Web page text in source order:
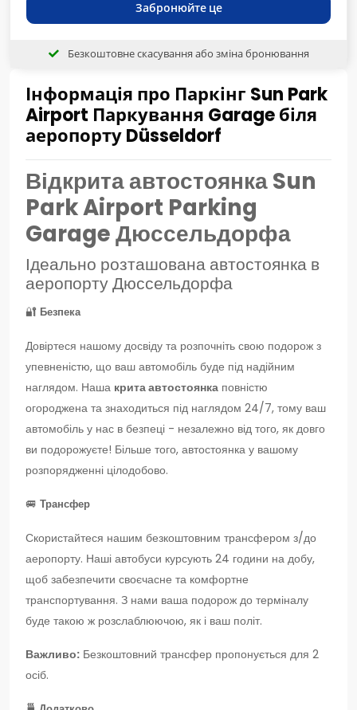
Інформація про Паркінг Sun Park
Airport Паркування Garage біля
аеропорту Düsseldorf
Відкрита автостоянка Sun
Park Airport Parking
Garage Дюссельдорфа
Ідеально розташована автостоянка в
аеропорту Дюссельдорфа
🔐 Безпека
Довіртеся нашому досвіду та розпочніть свою подорож з
упевненістю, що ваш автомобіль буде під надійним
наглядом. Наша крита автостоянка повністю
огороджена та знаходиться під наглядом 24/7, тому ваш
автомобіль у нас в безпеці - незалежно від того, як довго
ви подорожуєте! Більше того, автостоянка у вашому
розпорядженні цілодобово.
🚐 Трансфер
Скористайтеся нашим безкоштовним трансфером з/до
аеропорту. Наші автобуси курсують 24 години на добу,
щоб забезпечити своєчасне та комфортне
транспортування. З нами ваша подорож до терміналу
буде такою ж розслаблюючою, як і ваш політ.
Важливо: Безкоштовний трансфер пропонується для 2
осіб.
Забронюйте це
Безкоштовне скасування або зміна бронювання